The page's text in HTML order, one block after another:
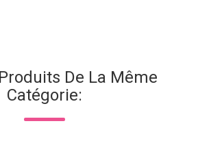
De La Même
Catégorie: